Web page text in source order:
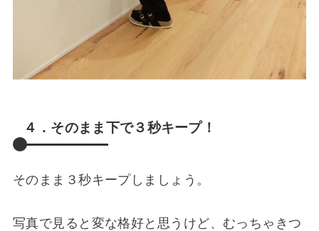
４．そのまま下で３秒キープ！
そのまま３秒キープしましょう。
写真で見ると変な格好と思うけど、むっちゃきつ